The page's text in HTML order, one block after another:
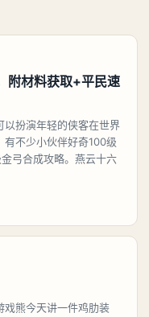
附材料获取+平民速
以扮演年轻的侠客在世界
不少小伙伴好奇100级
弓合成攻略。燕云十六
戏熊今天讲一件鸡肋装